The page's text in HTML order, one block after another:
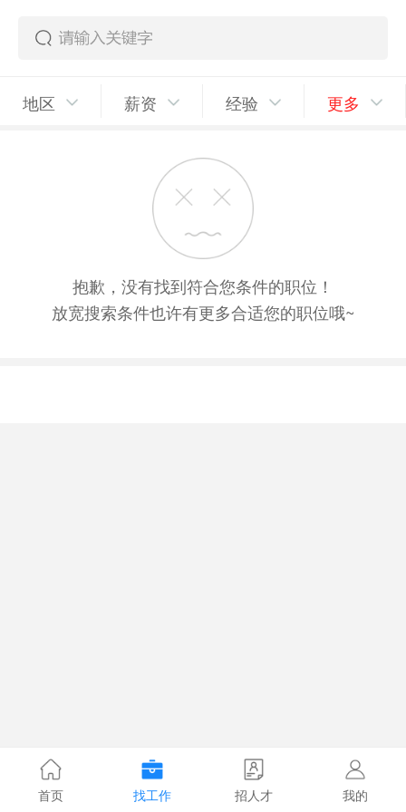
地区 薪资 经验 更多
抱歉，没有找到符合您条件的职位！
放宽搜索条件也许有更多合适您的职位哦~
首页 找工作 招人才 我的